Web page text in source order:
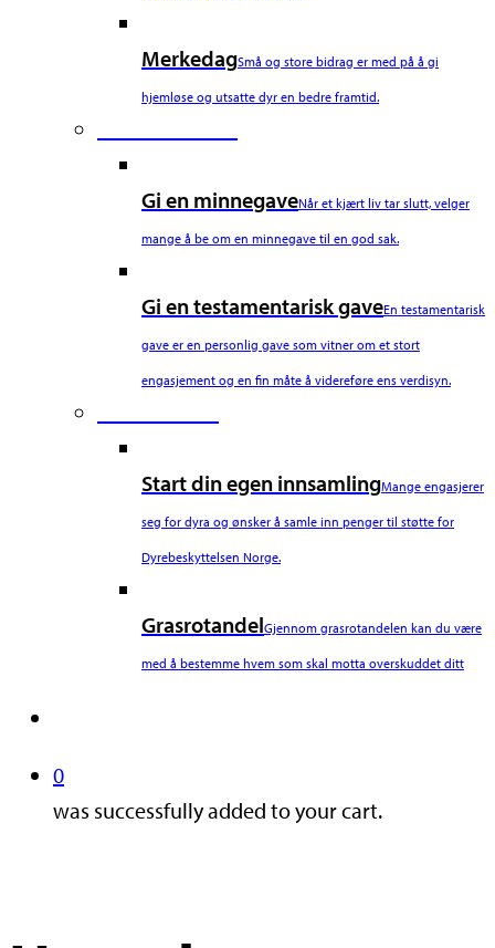
MerkedagSmå og store bidrag er med på å gi
hjemløse og utsatte dyr en bedre framtid.
Gi en minnegaveNår et kjært liv tar slutt, velger
mange å be om en minnegave til en god sak.
Gi en testamentarisk gaveEn testamentarisk
gave er en personlig gave som vitner om et stort
engasjement og en fin måte å videreføre ens verdisyn.
Start din egen innsamlingMange engasjerer
seg for dyra og ønsker å samle inn penger til støtte for
Dyrebeskyttelsen Norge.
GrasrotandelGjennom grasrotandelen kan du være
med å bestemme hvem som skal motta overskuddet ditt
0
was successfully added to your cart.